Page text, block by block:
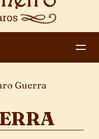
DESCENDENTE
ENTREGA
Guerra